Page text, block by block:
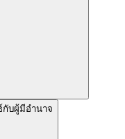
บผู้มีอำนาจ